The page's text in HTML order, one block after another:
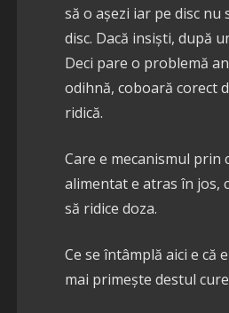
să o așezi iar pe disc
disc. Dacă insiști, după
Deci pare o problemă
odihnă, coboară corect
ridică.
Care e mecanismul prin
alimentat e atras în jos,
să ridice doza.
Ce se întâmplă aici e că
mai primește destul